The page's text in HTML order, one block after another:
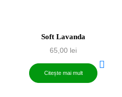
Soft Lavanda
65,00 lei
Citește mai mult